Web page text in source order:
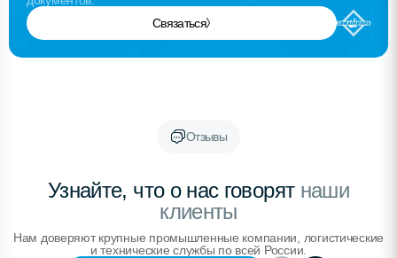
Связаться
Отзывы
Узнайте, что о нас говорятнаши
клиенты
Нам доверяют крупные промышленные компании, логистические
и технические службы по всей России.